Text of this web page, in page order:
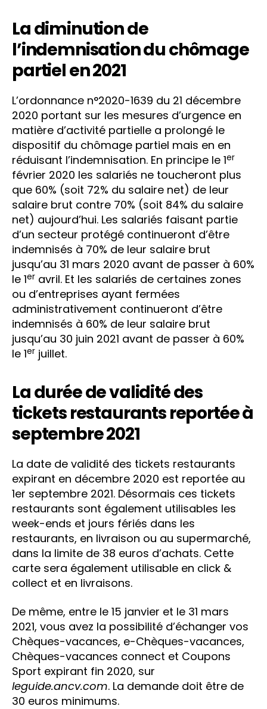
La diminution de
l’indemnisation du chômage
partiel en 2021
L’ordonnance n°2020-1639 du 21 décembre
2020 portant sur les mesures d’urgence en
matière d’activité partielle a prolongé le
dispositif du chômage partiel mais en en
réduisant l’indemnisation. En principe le 1er
février 2020 les salariés ne toucheront plus
que 60% (soit 72% du salaire net) de leur
salaire brut contre 70% (soit 84% du salaire
net) aujourd’hui. Les salariés faisant partie
d’un secteur protégé continueront d’être
indemnisés à 70% de leur salaire brut
jusqu’au 31 mars 2020 avant de passer à 60%
le 1er avril. Et les salariés de certaines zones
ou d’entreprises ayant fermées
administrativement continueront d’être
indemnisés à 60% de leur salaire brut
jusqu’au 30 juin 2021 avant de passer à 60%
le 1er juillet.
La durée de validité des
tickets restaurants reportée à
septembre 2021
La date de validité des tickets restaurants
expirant en décembre 2020 est reportée au
1er septembre 2021. Désormais ces tickets
restaurants sont également utilisables les
week-ends et jours fériés dans les
restaurants, en livraison ou au supermarché,
dans la limite de 38 euros d’achats. Cette
carte sera également utilisable en click &
collect et en livraisons.
De même, entre le 15 janvier et le 31 mars
2021, vous avez la possibilité d’échanger vos
Chèques-vacances, e-Chèques-vacances,
Chèques-vacances connect et Coupons
Sport expirant fin 2020, sur
leguide.ancv.com. La demande doit être de
30 euros minimums.